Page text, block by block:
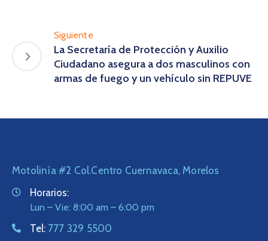
Siguiente
La Secretaría de Protección y Auxilio
Ciudadano asegura a dos masculinos con
armas de fuego y un vehículo sin REPUVE
Motolinía #2 Col.Centro Cuernavaca, Morelos
Horarios:
Lun – Vie: 8:00 am – 6:00 pm
Tel: 777 329 5500